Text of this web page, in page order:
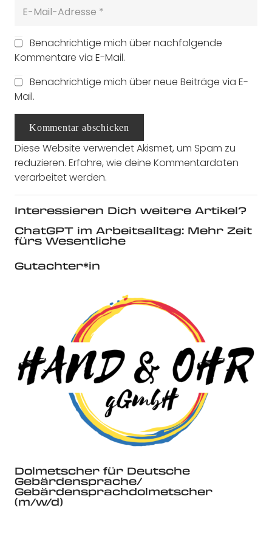
Benachrichtige mich über nachfolgende
Kommentare via E-Mail.
Benachrichtige mich über neue Beiträge via E-
Mail.
Kommentar abschicken
Diese Website verwendet Akismet, um Spam zu
reduzieren. Erfahre, wie deine Kommentardaten
verarbeitet werden.
Interessieren Dich weitere Artikel?
ChatGPT im Arbeitsalltag: Mehr Zeit
fürs Wesentliche
Gutachter*in
Dolmetscher für Deutsche
Gebärdensprache/
Gebärdensprachdolmetscher
(m/w/d)